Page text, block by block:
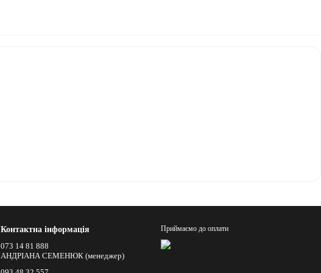
Контактна інформація
073 14 81 888
АНДРІАНА СЕМЕНЮК (менеджер)
Приймаємо до оплати